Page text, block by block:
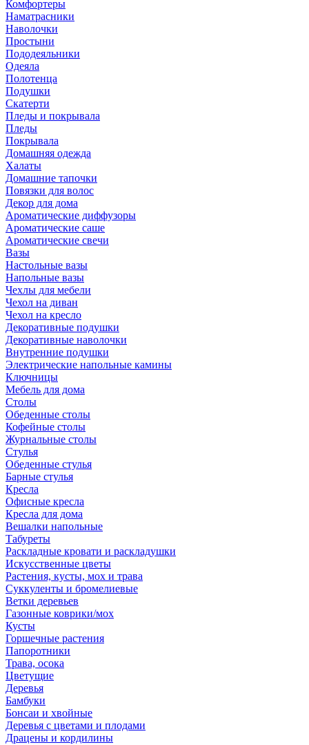
Комфортеры
Наматрасники
Наволочки
Простыни
Пододеяльники
Одеяла
Полотенца
Подушки
Скатерти
Пледы и покрывала
Пледы
Покрывала
Домашняя одежда
Халаты
Домашние тапочки
Повязки для волос
Декор для дома
Ароматические диффузоры
Ароматические саше
Ароматические свечи
Вазы
Настольные вазы
Напольные вазы
Чехлы для мебели
Чехол на диван
Чехол на кресло
Декоративные подушки
Декоративные наволочки
Внутренние подушки
Электрические напольные камины
Ключницы
Мебель для дома
Столы
Обеденные столы
Кофейные столы
Журнальные столы
Стулья
Обеденные стулья
Барные стулья
Кресла
Офисные кресла
Кресла для дома
Вешалки напольные
Табуреты
Раскладные кровати и раскладушки
Искусственные цветы
Растения, кусты, мох и трава
Суккуленты и бромелиевые
Ветки деревьев
Газонные коврики/мох
Кусты
Горшечные растения
Папоротники
Трава, осока
Цветущие
Деревья
Бамбуки
Бонсаи и хвойные
Деревья с цветами и плодами
Драцены и кордилины